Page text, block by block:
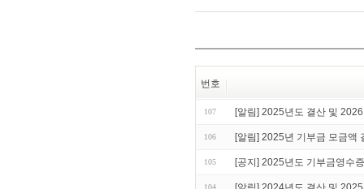
번호
107 [알림] 2025년도 결산 및
106 [알림] 2025년 기부금 모금액
105 [공지] 2025년도 기부금영수